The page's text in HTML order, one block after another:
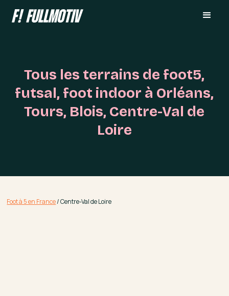
Tous les terrains de foot5,
futsal, foot indoor à Orléans,
Tours, Blois, Centre-Val de
Loire
Foot à 5 en France/Centre-Val de Loire